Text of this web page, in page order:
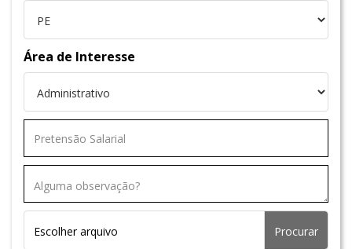
Área de Interesse
Escolher arquivo